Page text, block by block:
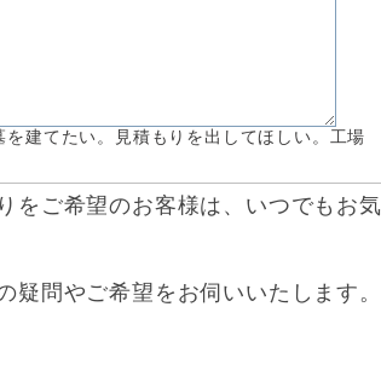
を建てたい。見積もりを出してほしい。工場
をご希望のお客様は、いつでもお気
問やご希望をお伺いいたします。